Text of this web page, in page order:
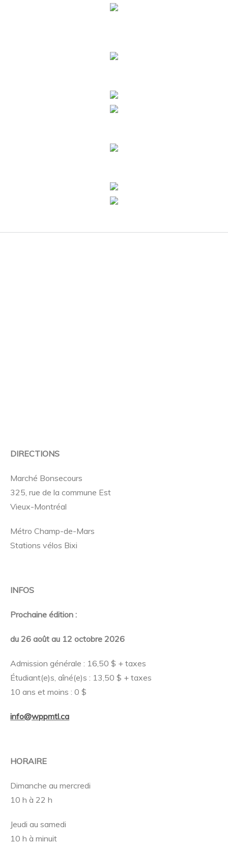
DIRECTIONS
Marché Bonsecours
325, rue de la commune Est
Vieux-Montréal
Métro Champ-de-Mars
Stations vélos Bixi
INFOS
Prochaine édition :
du 26 août au 12 octobre 2026
Admission générale : 16,50 $ + taxes
Étudiant(e)s, aîné(e)s : 13,50 $ + taxes
10 ans et moins : 0 $
info@wppmtl.ca
HORAIRE
Dimanche au mercredi
10 h à 22 h
Jeudi au samedi
10 h à minuit